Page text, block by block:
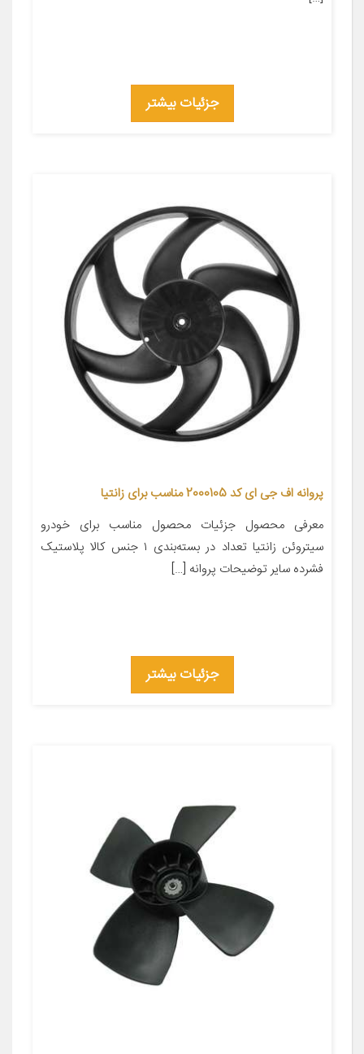
جزئیات بیشتر
پروانه اف جی ای کد 2000105 مناسب برای زانتیا
معرفی محصول جزئیات محصول مناسب برای خودرو
سیتروئن زانتیا تعداد در بسته‌بندی ۱ جنس کالا پلاستیک
فشرده سایر توضیحات پروانه […]
جزئیات بیشتر